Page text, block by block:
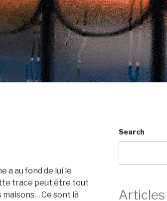
a au fond de lui le
trace peut être tout
Ce sont là
Search